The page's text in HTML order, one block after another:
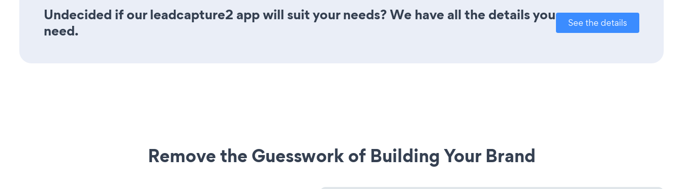
Undecided if our leadcapture2 app will suit your needs? We have all the details you
need.
See the details
Remove the Guesswork of Building Your Brand